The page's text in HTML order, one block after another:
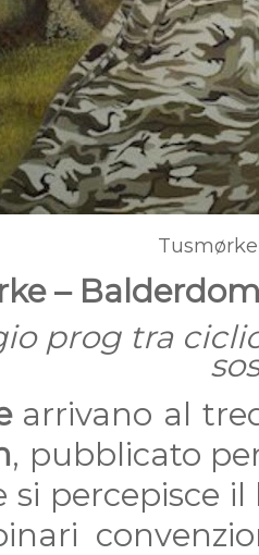
–
prog tra
arrivano al
, pubblicato
si percepisce